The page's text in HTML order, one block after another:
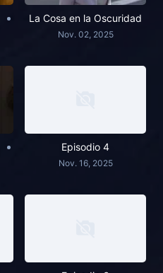
La Cosa en la Oscuridad
Nov. 02, 2025
Episodio 4
Nov. 16, 2025